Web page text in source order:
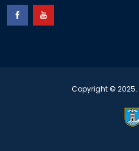
Copyright © 2025.